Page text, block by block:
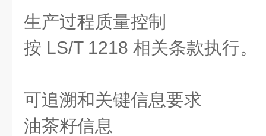
生产过程质量控制
按 LS/T 1218 相关条款执行。
可追溯和关键信息要求
油茶籽信息